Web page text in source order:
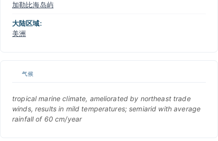
加勒比海岛屿
大陆区域:
美洲
气候
tropical marine climate, ameliorated by northeast trade
winds, results in mild temperatures; semiarid with average
rainfall of 60 cm/year